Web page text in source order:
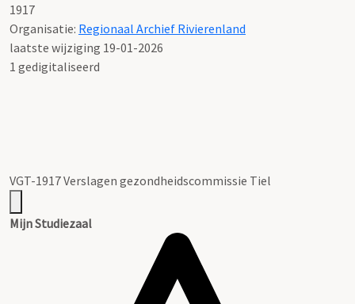
1917
Organisatie: Regionaal Archief Rivierenland
laatste wijziging 19-01-2026
1 gedigitaliseerd
VGT-1917 Verslagen gezondheidscommissie Tiel
Mijn Studiezaal